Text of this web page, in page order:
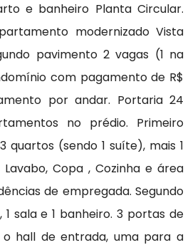
e banheiro Planta Circular.
modernizado Vista
pavimento 2 vagas (1 na
com pagamento de R$
por andar. Portaria 24
no prédio. Primeiro
quartos (sendo 1 suíte), mais 1
Lavabo, Copa , Cozinha e área
de empregada. Segundo
1 sala e 1 banheiro. 3 portas de
hall de entrada, uma para a